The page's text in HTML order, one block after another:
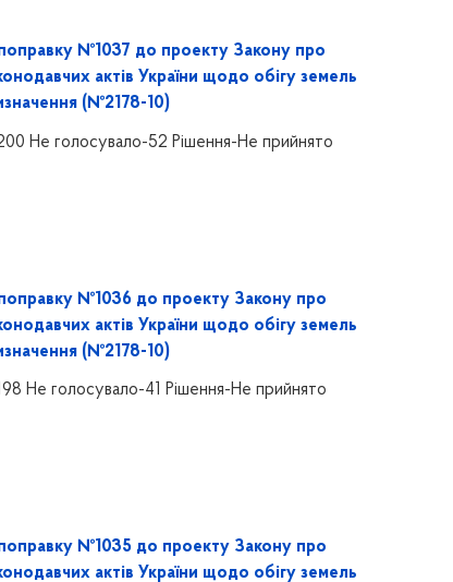
№1037 до проекту Закону про
актів України щодо обігу земель
(№2178-10)
Не голосувало-52 Рішення-Не прийнято
№1036 до проекту Закону про
актів України щодо обігу земель
(№2178-10)
Не голосувало-41 Рішення-Не прийнято
№1035 до проекту Закону про
актів України щодо обігу земель